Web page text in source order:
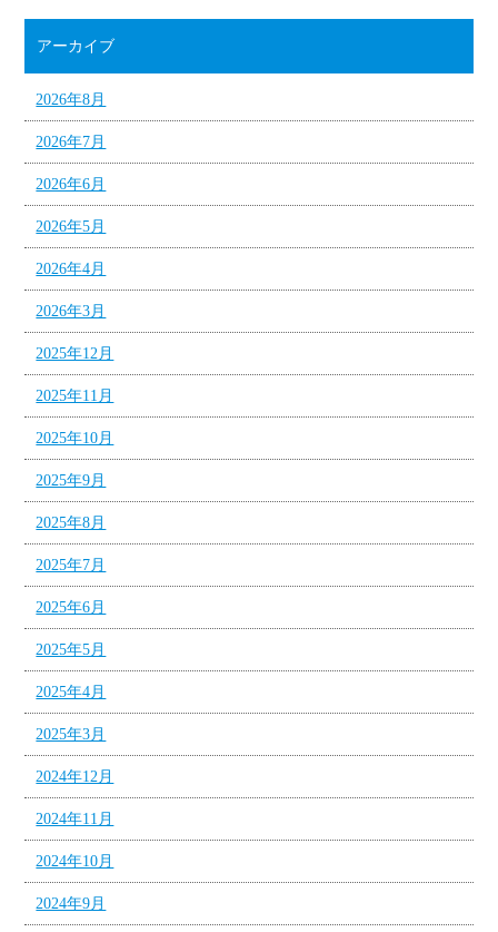
アーカイブ
2026年8月
2026年7月
2026年6月
2026年5月
2026年4月
2026年3月
2025年12月
2025年11月
2025年10月
2025年9月
2025年8月
2025年7月
2025年6月
2025年5月
2025年4月
2025年3月
2024年12月
2024年11月
2024年10月
2024年9月